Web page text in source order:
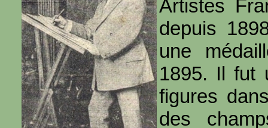
Artistes
depuis
une
1895. Il fut
figures
des